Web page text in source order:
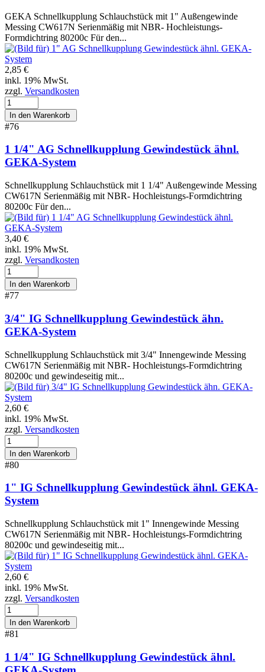
GEKA Schnellkupplung Schlauchstück mit 1" Außengewinde
Messing CW617N Serienmäßig mit NBR- Hochleistungs-
Formdichtring 80200c Für den...
2,85 €
inkl. 19% MwSt.
zzgl. Versandkosten
#76
1 1/4" AG Schnellkupplung Gewindestück ähnl.
GEKA-System
Schnellkupplung Schlauchstück mit 1 1/4" Außengewinde Messing
CW617N Serienmäßig mit NBR- Hochleistungs-Formdichtring
80200c Für den...
3,40 €
inkl. 19% MwSt.
zzgl. Versandkosten
#77
3/4" IG Schnellkupplung Gewindestück ähn.
GEKA-System
Schnellkupplung Schlauchstück mit 3/4" Innengewinde Messing
CW617N Serienmäßig mit NBR- Hochleistungs-Formdichtring
80200c und gewindeseitig mit...
2,60 €
inkl. 19% MwSt.
zzgl. Versandkosten
#80
1" IG Schnellkupplung Gewindestück ähnl. GEKA-
System
Schnellkupplung Schlauchstück mit 1" Innengewinde Messing
CW617N Serienmäßig mit NBR- Hochleistungs-Formdichtring
80200c und gewindeseitig mit...
2,60 €
inkl. 19% MwSt.
zzgl. Versandkosten
#81
1 1/4" IG Schnellkupplung Gewindestück ähnl.